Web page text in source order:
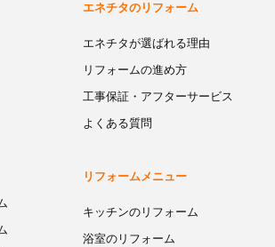
エネチタのリフォーム
エネチタが選ばれる理由
リフォームの進め方
工事保証・アフターサービス
よくある質問
リフォームメニュー
キッチンのリフォーム
浴室のリフォーム